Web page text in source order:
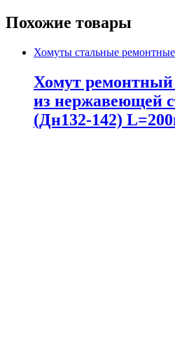
Похожие товары
Хомуты стальные
Хомут ремонтный
из нержавеющей
(Дн132-142)